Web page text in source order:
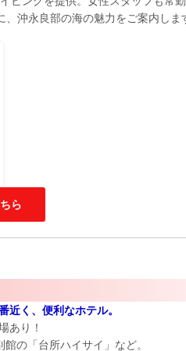
沖永良部の海の魅力をご案内しま
ら
近く、便利なホテル。
あり！
館の「台所ハイサイ」など。